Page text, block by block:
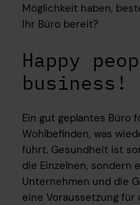
Möglichkeit haben,
Ihr Büro bereit?
Happy
business!
Ein gut geplantes Büro
Wohlbefinden, was
führt. Gesundheit ist
die Einzelnen, sondern
Unternehmen und die
eine Voraussetzung